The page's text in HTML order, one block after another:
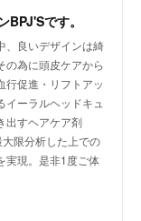
BPJ'Sです。
、良いデザインは綺
の為に頭皮ケアから
行促進・リフトアッ
イーラルヘッドキュ
出すヘアケア剤
限分析した上での
実現。是非1度ご体